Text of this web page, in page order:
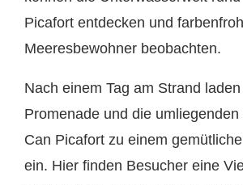
Picafort entdecken und
Meeresbewohner beobachten.
Nach einem Tag am Strand
Promenade und die
Can Picafort zu einem
ein. Hier finden Besucher eine